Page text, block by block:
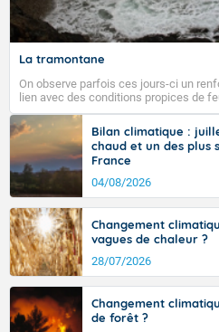
La tramontane
On observe parfois ces jours-ci un
lien avec des conditions propices de
tramontane ? Quelles sont ses
vent turbulent soufflant de secteur
ouest, dans un secteur qui part du
l’ouest de l’Hérault. L’étymologie de
signifiant au-delà des monts, en
d’où provient ce vent.
Bilan climatique :
chaud et un des plus
France
04/08/2026
Changement
vagues de chaleur ?
28/07/2026
Changement
de forêt ?